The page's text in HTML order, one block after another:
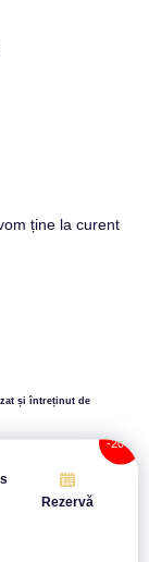
ține la curent
și întreținut de
Rezervă